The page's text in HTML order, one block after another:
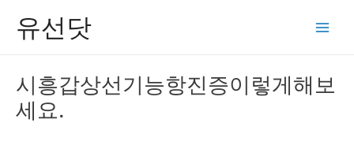
유선닷
시흥갑상선기능항진증이렇게해보
세요.